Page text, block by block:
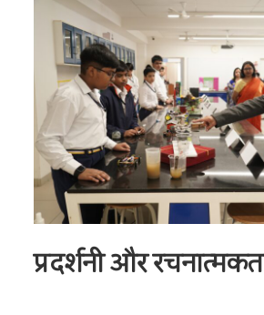
प्रदर्शनी और